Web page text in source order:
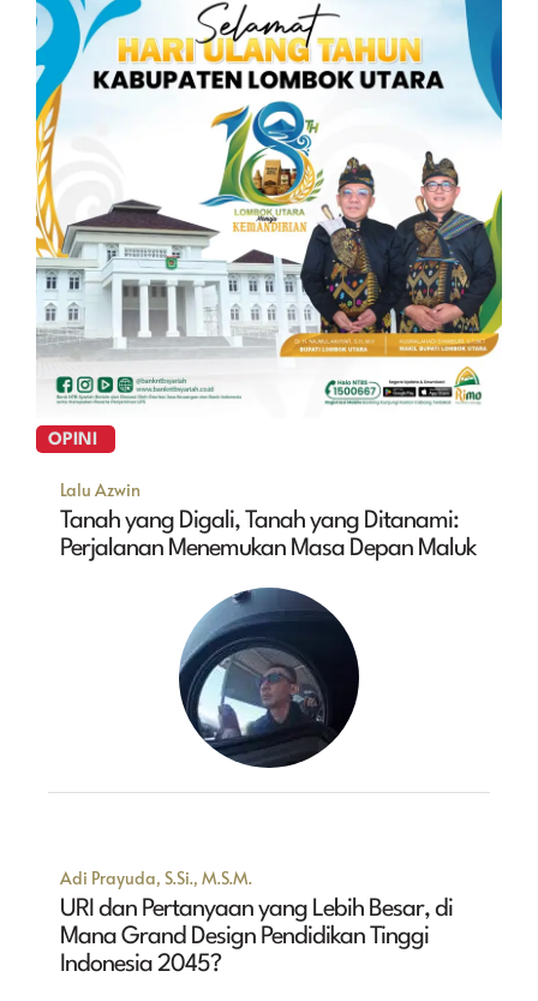
OPINI
Lalu Azwin
Tanah yang Digali, Tanah yang Ditanami:
Perjalanan Menemukan Masa Depan Maluk
Adi Prayuda, S.Si., M.S.M.
URI dan Pertanyaan yang Lebih Besar, di
Mana Grand Design Pendidikan Tinggi
Indonesia 2045?